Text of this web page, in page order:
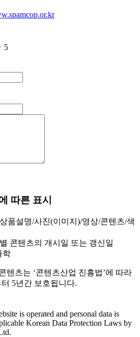
5
따른 표시
품설명/사진(이미지)/영상/콘텐츠/색
콘텐츠의 개시일 또는 갱신일
학
텐츠는 ‘콘텐츠산업 진흥법’에 따라
5년간 보호됩니다.
is operated and personal data is
Korean Data Protection Laws by